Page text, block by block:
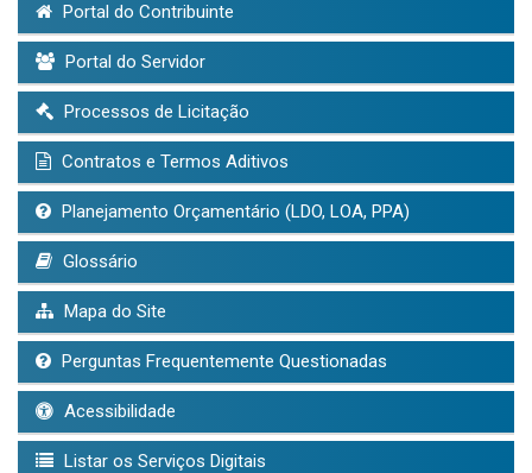
Portal do Contribuinte
Portal do Servidor
Processos de Licitação
Contratos e Termos Aditivos
Planejamento Orçamentário (LDO, LOA, PPA)
Glossário
Mapa do Site
Perguntas Frequentemente Questionadas
Acessibilidade
Listar os Serviços Digitais